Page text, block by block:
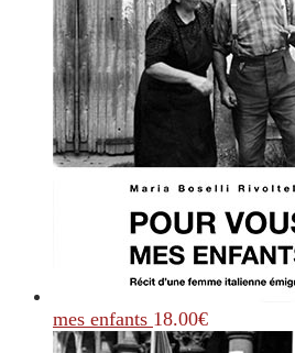
mes enfants 18.00€